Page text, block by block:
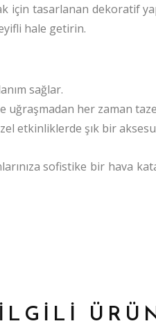
için tasarlanan dekoratif
hale getirin.
sağlar.
uğraşmadan her zaman
etkinliklerde şık bir
sofistike bir hava
İLGİLİ